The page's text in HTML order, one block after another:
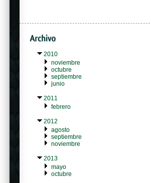
2010
noviembre
octubre
septiembre
junio
2011
febrero
2012
agosto
septiembre
noviembre
2013
mayo
octubre